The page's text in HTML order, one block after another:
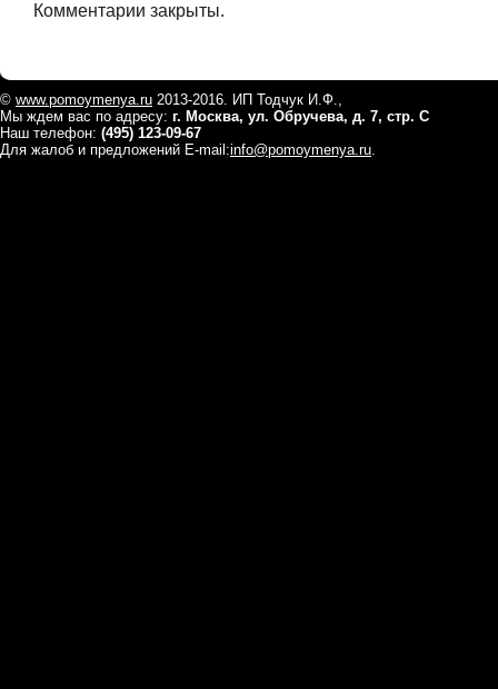
Комментарии закрыты.
© www.pomoymenya.ru 2013-2016. ИП Тодчук И.Ф.,
Мы ждем вас по адресу: г. Москва, ул. Обручева, д. 7, стр. С
Наш телефон: (495) 123-09-67
Для жалоб и предложений E-mail:info@pomoymenya.ru.